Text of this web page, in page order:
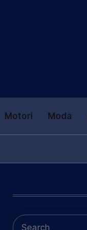
Motori Moda